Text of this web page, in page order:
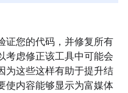
证您的代码，并修复所有
考虑修正该工具中可能会
为这些这样有助于提升结
使内容能够显示为富媒体